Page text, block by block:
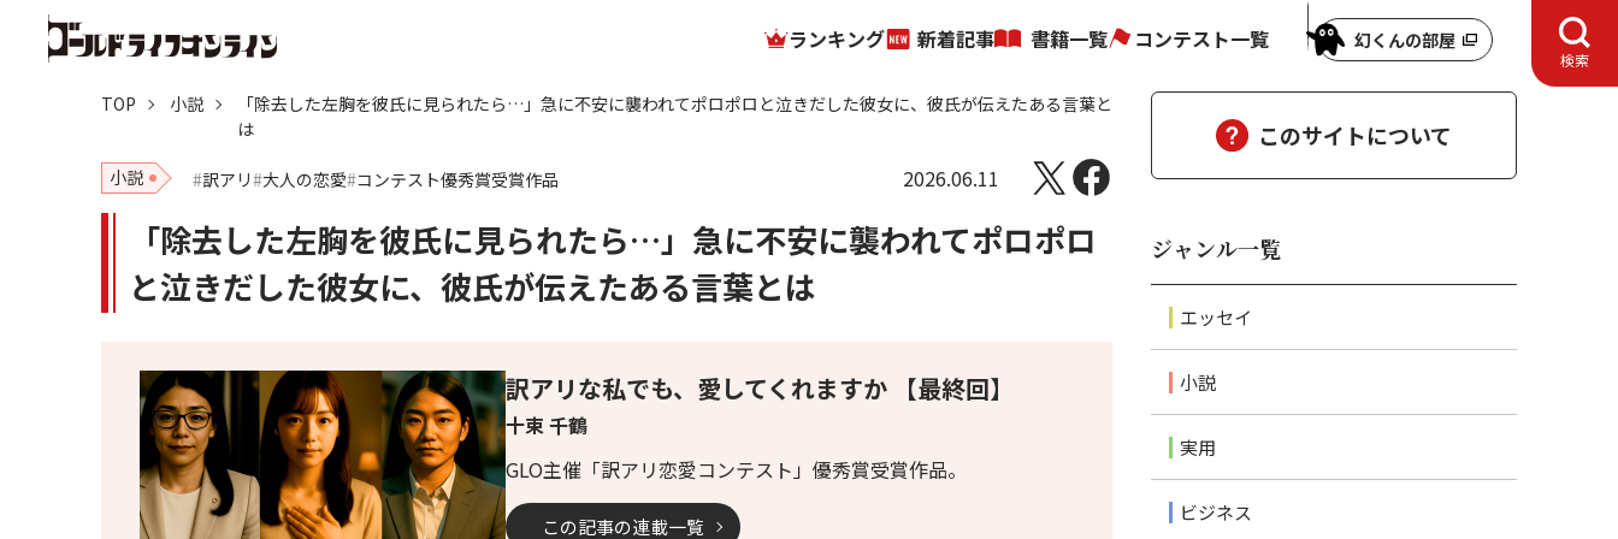
ランキング 新着記事 書籍一覧 コンテスト一覧 幻くんの部屋
検索
TOP 小説
「除去した左胸を彼氏に見られたら…」急に不安に襲われてポロポロと泣きだした彼女に、彼氏が伝えたある言葉と
は
小説
訳アリ 大人の恋愛 コンテスト優秀賞受賞作品 2026.06.11
「除去した左胸を彼氏に見られたら…」急に不安に襲われてポロポロ
と泣きだした彼女に、彼氏が伝えたある言葉とは
訳アリな私でも、愛してくれますか 【最終回】
十束 千鶴
GLO主催「訳アリ恋愛コンテスト」優秀賞受賞作品。
この記事の連載一覧
このサイトについて
ジャンル一覧
エッセイ
小説
実用
ビジネス